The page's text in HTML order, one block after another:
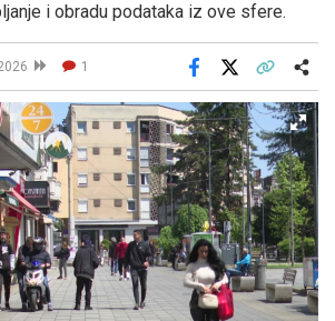
i obradu podataka iz ove sfere.
1
Facebook